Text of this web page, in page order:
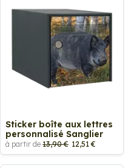
Sticker boîte aux lettres
personnalisé Sanglier
à partir de 13,90 € 12,51 €